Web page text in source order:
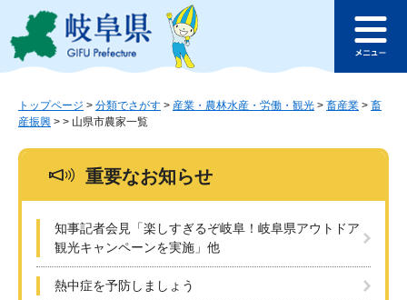
ジ
ュ
このページの本文へ
ュ
トップページ > 分類でさがす > 産業・農林水産・労働・観光 > 畜産業 > 畜
産振興 > > 山県市農家一覧
重要なお知らせ
知事記者会見「楽しすぎるぞ岐阜！岐阜県アウトドア
観光キャンペーンを実施」他
熱中症を予防しましょう